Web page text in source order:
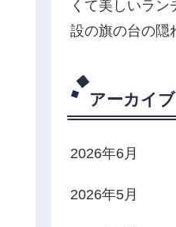
くて美しいラ
設の旗の台の隠
アーカイブ
2026年6月
2026年5月